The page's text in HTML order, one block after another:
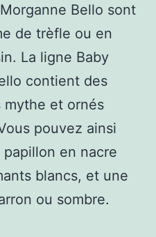
Bello sont
de trèfle ou en
La ligne Baby
contient des
mythe et ornés
pouvez ainsi
en nacre
blancs, et une
ou sombre.